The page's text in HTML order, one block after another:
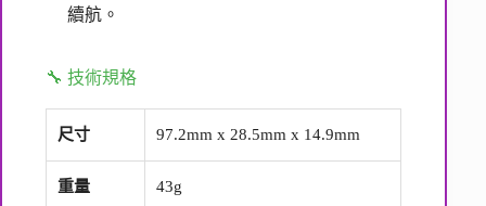
續航。
🔧 技術規格
尺寸 97.2mm x 28.5mm x 14.9mm
重量 43g